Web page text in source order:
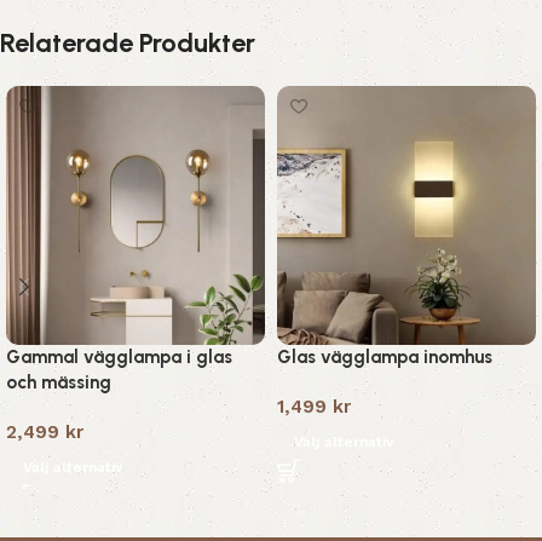
Relaterade Produkter
Gammal vägglampa i glas
och mässing
2,499 kr
Välj alternativ
Glas vägglampa inomhus
1,499 kr
Välj alternativ
Read More